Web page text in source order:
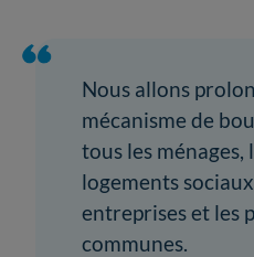
Nous allons
mécanisme de
tous les ménages,
logements
entreprises et les
communes.